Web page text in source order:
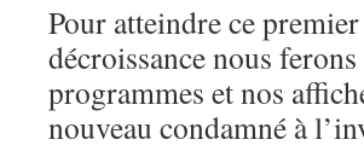
Pour atteindre ce
décroissance nous
programmes et nos
nouveau condamné à